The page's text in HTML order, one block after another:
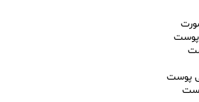
پوست
پوست